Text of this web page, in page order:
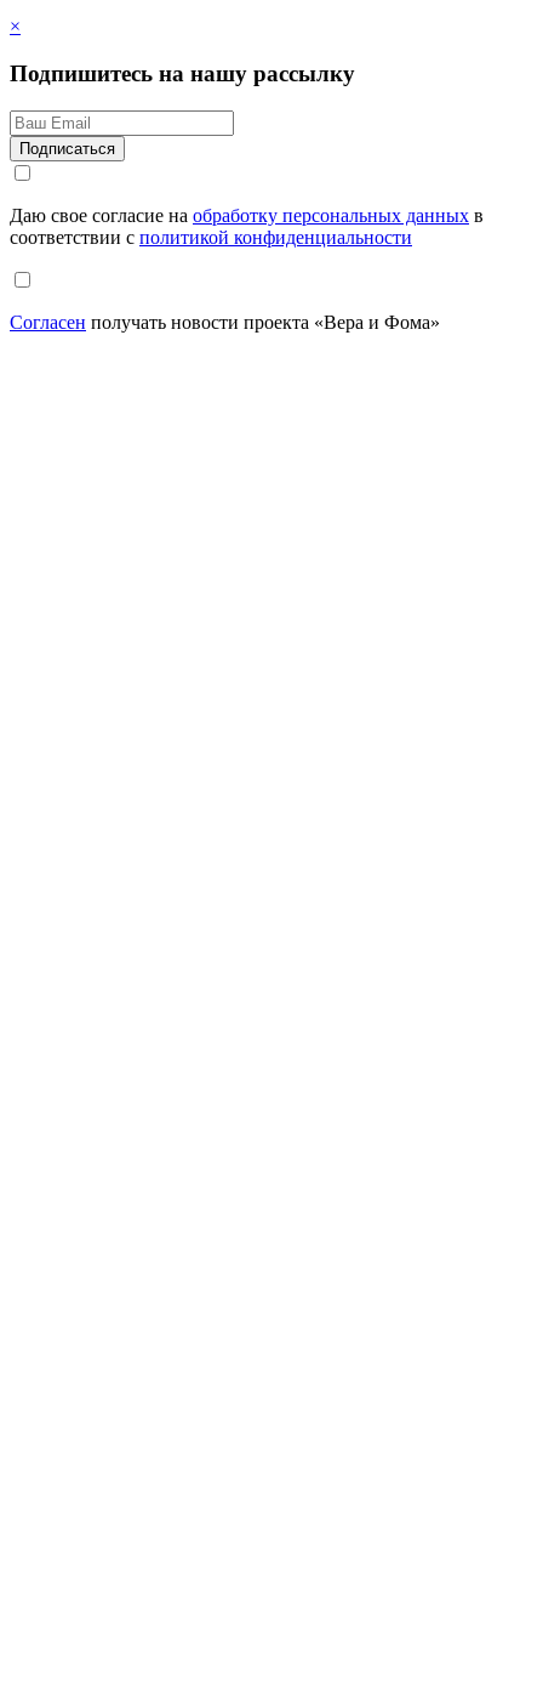
×
Подпишитесь на нашу рассылку
Даю свое согласие на обработку персональных данных в
соответствии с политикой конфиденциальности
Согласен получать новости проекта «Вера и Фома»